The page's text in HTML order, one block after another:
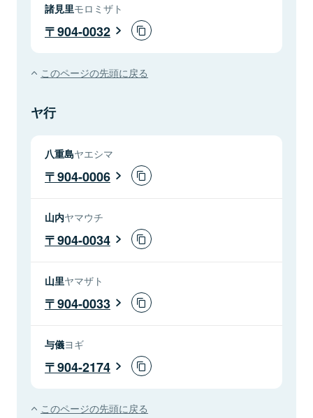
諸見里モロミザト
904-0032
このページの先頭に戻る
ヤ行
八重島ヤエシマ
904-0006
山内ヤマウチ
904-0034
山里ヤマザト
904-0033
与儀ヨギ
904-2174
このページの先頭に戻る